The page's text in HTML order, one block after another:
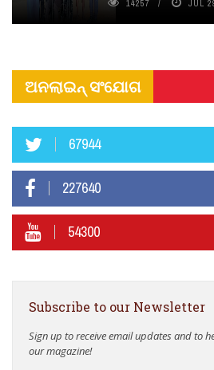
14257 JUL
ଅନଲାଇନ୍ ସଂଯୋଗ
67944
227640
54300
Subscribe to our Newsletter
Sign up to receive email updates and to
our magazine!